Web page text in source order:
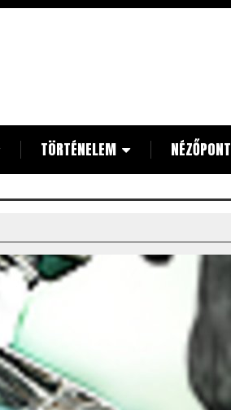
TÖRTÉNELEM NÉZŐPONT